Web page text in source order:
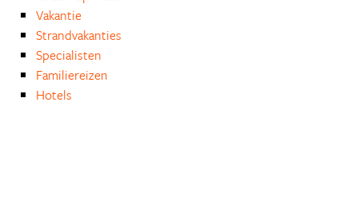
Vakantie
Strandvakanties
Specialisten
Familiereizen
Hotels